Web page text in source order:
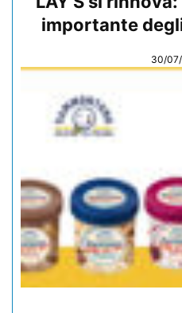
importante
30/